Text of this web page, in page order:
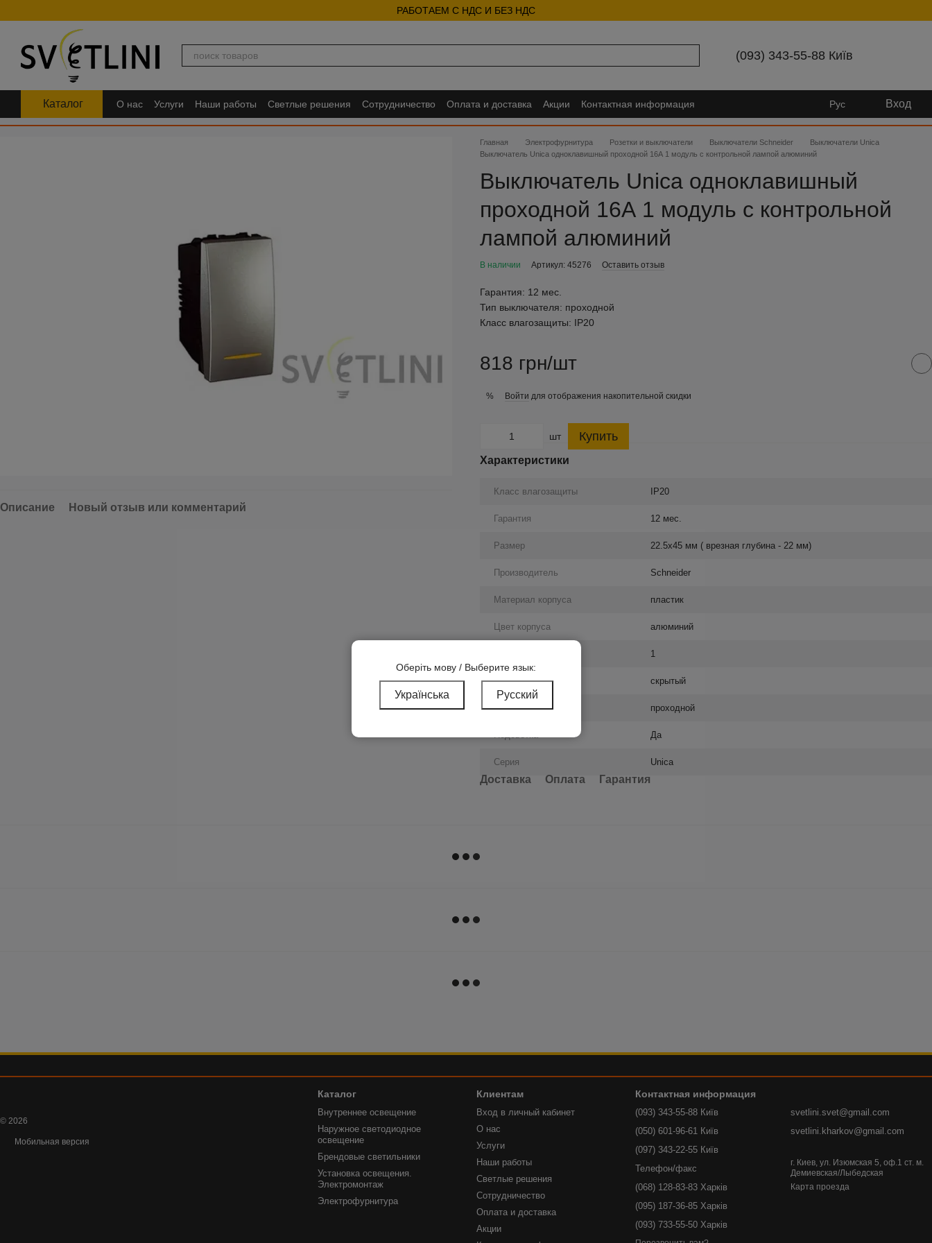
РАБОТАЕМ С НДС И БЕЗ НДС
(093) 343-55-88 Київ
Каталог О нас Услуги Наши работы Светлые решения Сотрудничество Оплата и доставка Акции
Контактная информация
FAQ
Рус Вход
Описание Новый отзыв или комментарий
Главная Электрофурнитура Розетки и выключатели Выключатели Schneider
Выключатели Unica
Выключатель Unica одноклавишный проходной 16А 1 модуль с контрольной лампой алюминий
Выключатель Unica одноклавишный
проходной 16А 1 модуль с контрольной
лампой алюминий
В наличии Артикул: 45276 Оставить отзыв
Гарантия: 12 мес.
Тип выключателя: проходной
Класс влагозащиты: IP20
818 грн/шт
% Войти для отображения накопительной скидки
шт Купить
Характеристики
Класс влагозащиты IP20
Гарантия 12 мес.
Размер 22.5х45 мм ( врезная глубина - 22 мм)
Производитель Schneider
Материал корпуса пластик
Цвет корпуса алюминий
1
Способ установки скрытый
Тип выключателя проходной
Подсветка Да
Серия Unica
Доставка Оплата Гарантия
© 2026
Мобильная версия
Каталог
Внутреннее освещение
Наружное светодиодное
освещение
Брендовые светильники
Установка освещения.
Электромонтаж
Электрофурнитура
Клиентам
Вход в личный кабинет
О нас
Услуги
Наши работы
Светлые решения
Сотрудничество
Оплата и доставка
Акции
Контактная информация
(093) 343-55-88 Київ
(050) 601-96-61 Київ
(097) 343-22-55 Київ
Телефон/факс
(068) 128-83-83 Харків
(095) 187-36-85 Харків
(093) 733-55-50 Харків
svetlini.svet@gmail.com
svetlini.kharkov@gmail.com
г. Киев, ул. Изюмская 5, оф.1 ст. м.
Демиевская/Лыбедская
Карта проезда
Оберіть мову / Выберите язык:
Українська Русский